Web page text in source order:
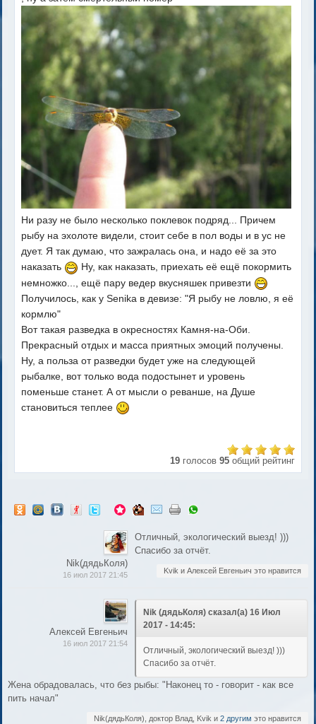
Ни разу не было несколько поклевок подряд... Причем
рыбу на эхолоте видели, стоит себе в пол воды и в ус не
дует. Я так думаю, что зажралась она, и надо её за это
наказать
Ну, как наказать, приехать её ещё покормить
немножко..., ещё пару ведер вкусняшек привезти
Получилось, как у Senikа в девизе: "Я рыбу не ловлю, я её
кормлю"
Вот такая разведка в окресностях Камня-на-Оби.
Прекрасный отдых и масса приятных эмоций получены.
Ну, а польза от разведки будет уже на следующей
рыбалке, вот только вода подостынет и уровень
поменьше станет. А от мысли о реванше, на Душе
становиться теплее
19 голосов 95 общий рейтинг
Nik(дядьКоля)
16 июл 2017 21:45
Отличный, экологический выезд! )))
Спасибо за отчёт.
Kvik и Алексей Евгеньич это нравится
Алексей Евгеньич
16 июл 2017 21:54
Nik (дядьКоля) сказал(а) 16 Июл
2017 - 14:45:
Отличный, экологический выезд! )))
Спасибо за отчёт.
Жена обрадовалась, что без рыбы: "Наконец то - говорит - как все
пить начал"
Nik(дядьКоля), доктор Влад, Kvik и 2 другим это нравится